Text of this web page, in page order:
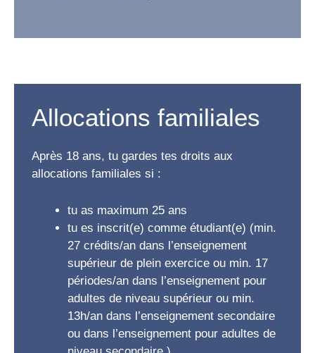
Allocations familiales
Après 18 ans, tu gardes tes droits aux
allocations familiales si :
tu as maximum 25 ans
tu es inscrit(e) comme étudiant(e) (min.
27 crédits/an dans l’enseignement
supérieur de plein exercice ou min. 17
périodes/an dans l’enseignement pour
adultes de niveau supérieur ou min.
13h/an dans l’enseignement secondaire
ou dans l’enseignement pour adultes de